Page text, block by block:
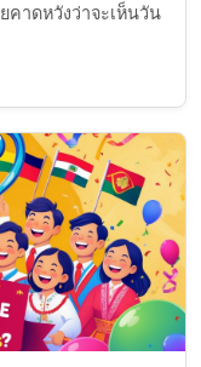
าดหวังว่าจะเห็นวัน